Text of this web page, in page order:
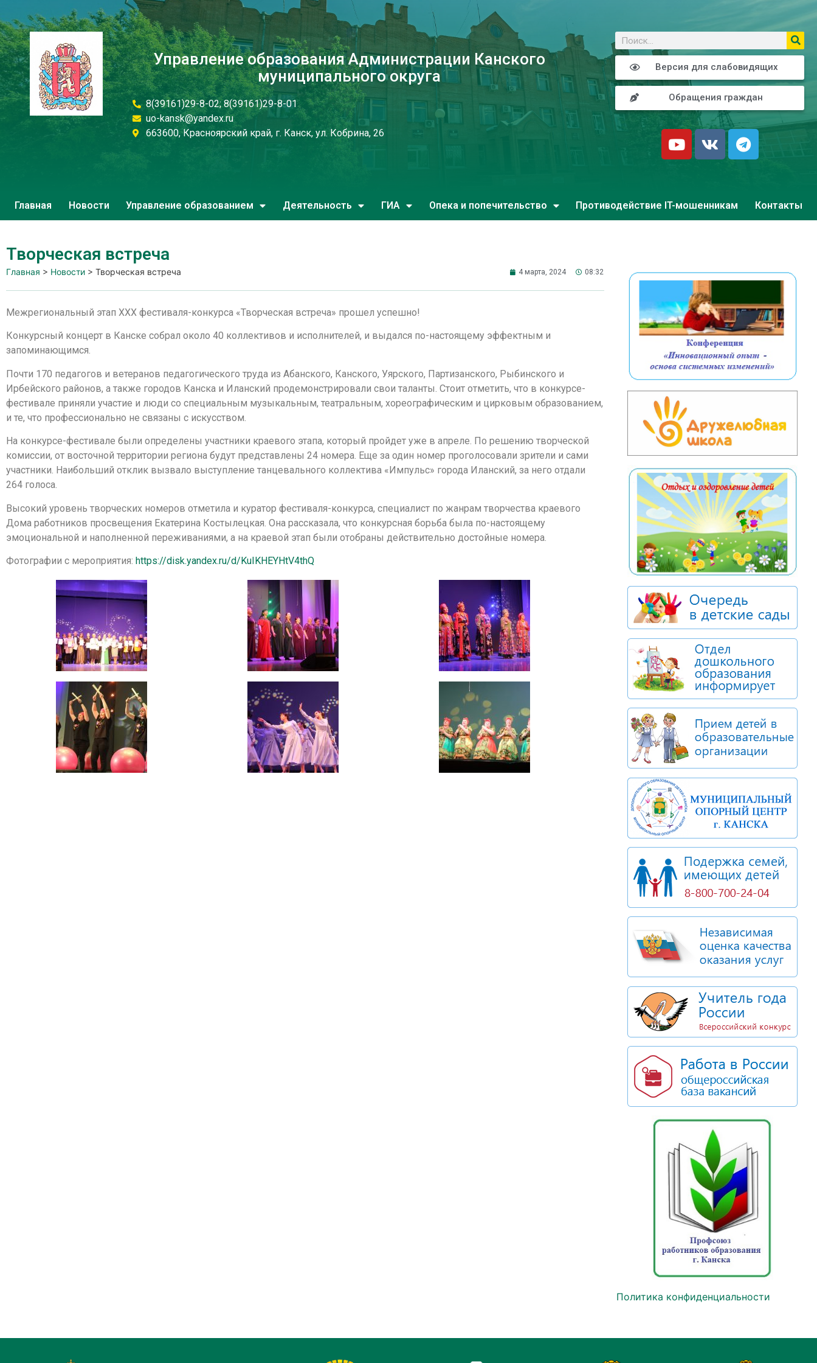
Управление образования Администрации Канского
муниципального округа
8(39161)29-8-02; 8(39161)29-8-01
uo-kansk@yandex.ru
663600, Красноярский край, г. Канск, ул. Кобрина, 26
Версия для слабовидящих
Обращения граждан
Главная Новости Управление образованием Деятельность ГИА Опека и попечительство Противодействие IT-мошенникам Контакты
Творческая встреча
Главная > Новости > Творческая встреча 4 марта, 2024 08:32
Межрегиональный этап XXX фестиваля-конкурса «Творческая встреча» прошел успешно!
Конкурсный концерт в Канске собрал около 40 коллективов и исполнителей, и выдался по-настоящему эффектным и
запоминающимся.
Почти 170 педагогов и ветеранов педагогического труда из Абанского, Канского, Уярского, Партизанского, Рыбинского и
Ирбейского районов, а также городов Канска и Иланский продемонстрировали свои таланты. Стоит отметить, что в конкурсе-
фестивале приняли участие и люди со специальным музыкальным, театральным, хореографическим и цирковым образованием,
и те, что профессионально не связаны с искусством.
На конкурсе-фестивале были определены участники краевого этапа, который пройдет уже в апреле. По решению творческой
комиссии, от восточной территории региона будут представлены 24 номера. Еще за один номер проголосовали зрители и сами
участники. Наибольший отклик вызвало выступление танцевального коллектива «Импульс» города Иланский, за него отдали
264 голоса.
Высокий уровень творческих номеров отметила и куратор фестиваля-конкурса, специалист по жанрам творчества краевого
Дома работников просвещения Екатерина Костылецкая. Она рассказала, что конкурсная борьба была по-настоящему
эмоциональной и наполненной переживаниями, а на краевой этап были отобраны действительно достойные номера.
Фотографии с мероприятия: https://disk.yandex.ru/d/KuIKHEYHtV4thQ
Политика конфиденциальности